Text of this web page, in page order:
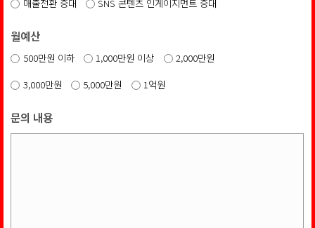
매출전환 증대
SNS 콘텐츠 인게이지먼트 증대
월예산
500만원 이하 1,000만원 이상
2,000만원
3,000만원
5,000만원 1억원
문의 내용